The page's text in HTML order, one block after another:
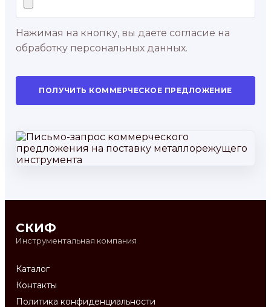
Нажимая на кнопку, вы даете согласие на
обработку персональных данных.
ПОЛУЧИТЬ КОММЕРЧЕСКОЕ ПРЕДЛОЖЕНИЕ
СКИФ
Инструментальная компания
Каталог
Контакты
Политика конфиденциальности